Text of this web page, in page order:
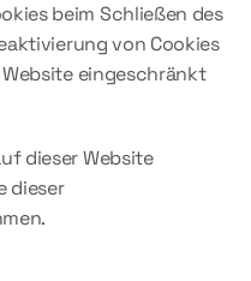
beim Schließen des
von Cookies
eingeschränkt
dieser Website
dieser